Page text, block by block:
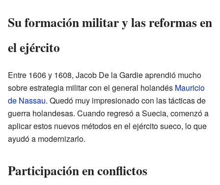
Su formación militar y las reformas en
el ejército
Entre 1606 y 1608, Jacob De la Gardie aprendió mucho
sobre estrategia militar con el general holandés Mauricio
de Nassau. Quedó muy impresionado con las tácticas de
guerra holandesas. Cuando regresó a Suecia, comenzó a
aplicar estos nuevos métodos en el ejército sueco, lo que
ayudó a modernizarlo.
Participación en conflictos